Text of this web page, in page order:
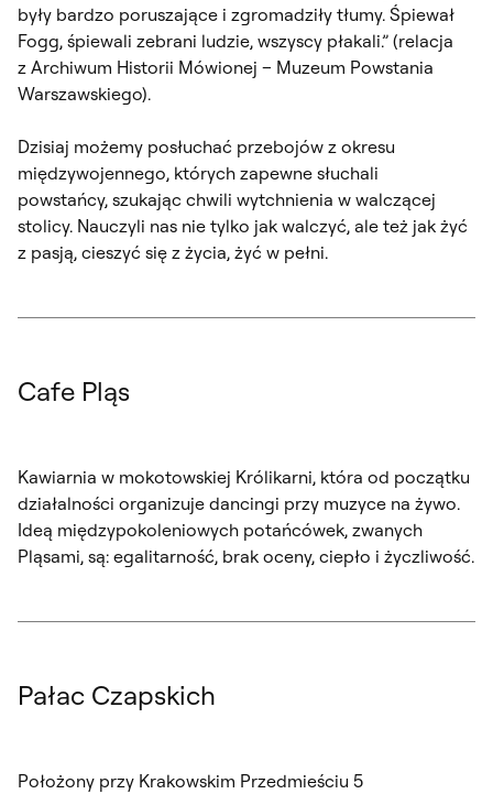
były bardzo poruszające i zgromadziły tłumy. Śpiewał
Fogg, śpiewali zebrani ludzie, wszyscy płakali.” (relacja
z Archiwum Historii Mówionej – Muzeum Powstania
Warszawskiego).
Dzisiaj możemy posłuchać przebojów z okresu
międzywojennego, których zapewne słuchali
powstańcy, szukając chwili wytchnienia w walczącej
stolicy. Nauczyli nas nie tylko jak walczyć, ale też jak żyć
z pasją, cieszyć się z życia, żyć w pełni.
Cafe Pląs
Kawiarnia w mokotowskiej Królikarni, która od początku
działalności organizuje dancingi przy muzyce na żywo.
Ideą międzypokoleniowych potańcówek, zwanych
Pląsami, są: egalitarność, brak oceny, ciepło i życzliwość.
Pałac Czapskich
Położony przy Krakowskim Przedmieściu 5